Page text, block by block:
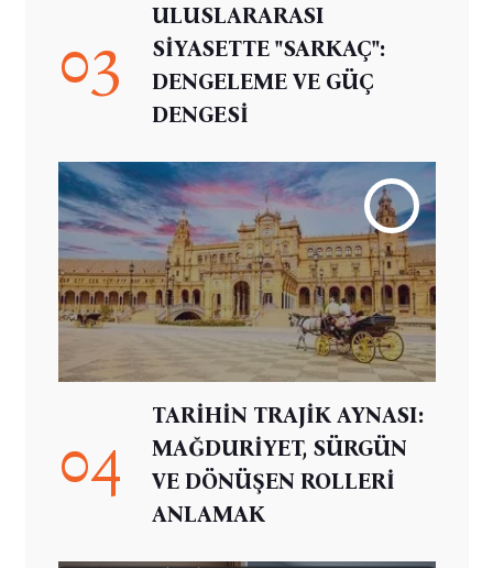
03
ULUSLARARASI
SİYASETTE "SARKAÇ":
DENGELEME VE GÜÇ
DENGESİ
04
TARİHİN TRAJİK AYNASI:
MAĞDURİYET, SÜRGÜN
VE DÖNÜŞEN ROLLERİ
ANLAMAK